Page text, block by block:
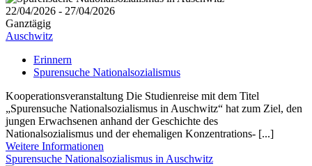
22/04/2026 - 27/04/2026
Ganztägig
Auschwitz
Erinnern
Spurensuche Nationalsozialismus
Kooperationsveranstaltung Die Studienreise mit dem Titel
„Spurensuche Nationalsozialismus in Auschwitz“ hat zum Ziel, den
jungen Erwachsenen anhand der Geschichte des
Nationalsozialismus und der ehemaligen Konzentrations- [...]
Weitere Informationen
Spurensuche Nationalsozialismus in Auschwitz